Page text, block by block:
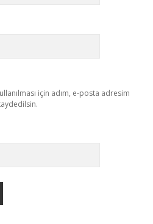
için adım, e-posta adresim